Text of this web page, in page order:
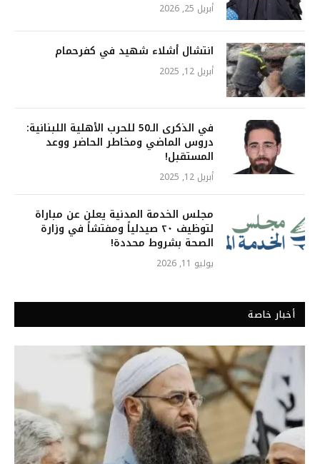
أبريل 25, 2026
انتشال أشلاء شهيد في كفرحمام
أبريل 12, 2025
في الذكرى الـ50 للحرب الأهلية اللبنانية:
دروس الماضي ومخاطر الحاضر ووعد
المستقبل!
أبريل 12, 2025
مجلس الخدمة المدنية يعلن عن مباراة
لتوظيف ٢٠ صيدلياً ومفتشاً في وزارة
الصحة بشروط محددة!
يوليو 11, 2026
أخبار خاصة